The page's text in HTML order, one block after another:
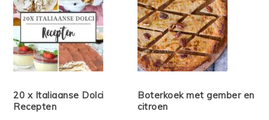
20 x Italiaanse Dolci
Recepten
Boterkoek met gember en
citroen